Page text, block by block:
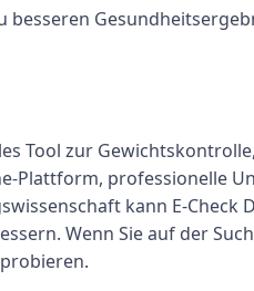
besseren
Tool zur
Plattform, professionelle
kann E-
Wenn Sie auf der